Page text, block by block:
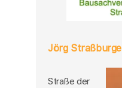
Jörg
Straße der